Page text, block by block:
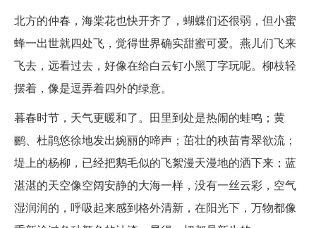
北方的仲春，海棠花也快开齐了，蝴蝶们还很弱，但小蜜
蜂一出世就四处飞，觉得世界确实甜蜜可爱。燕儿们飞来
飞去，远看过去，好像在给白云钉小黑丁字玩呢。柳枝轻
摆着，像是逗弄着四外的绿意。
暮春时节，天气更暖和了。田里到处是热闹的蛙鸣；黄
鹂、杜鹃悠徐地发出婉丽的啼声；茁壮的秧苗青翠欲流；
堤上的杨柳，已经把鹅毛似的飞絮漫天漫地的洒下来；蓝
湛湛的天空像空阔安静的大海一样，没有一丝云彩，空气
湿润润的，呼吸起来感到格外清新，在阳光下，万物都像